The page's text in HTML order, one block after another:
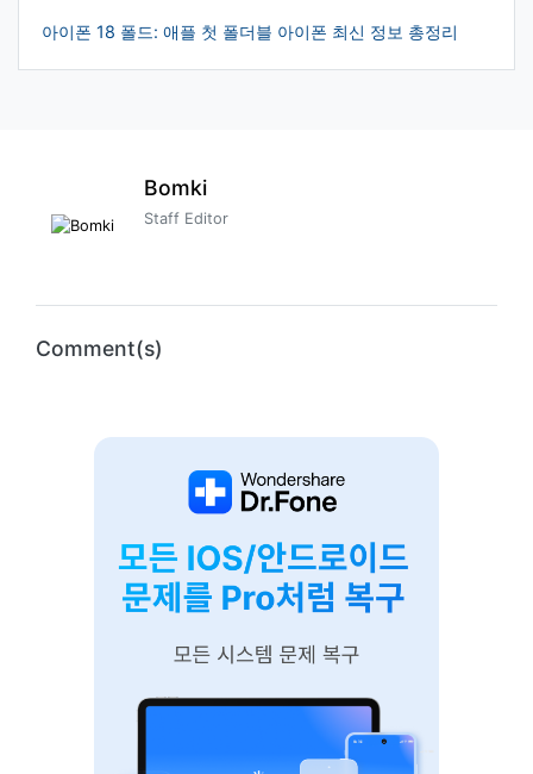
아이폰 18 폴드: 애플 첫 폴더블 아이폰 최신 정보 총정리
Bomki
Staff Editor
Comment(s)